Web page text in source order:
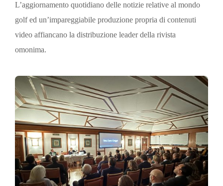
L’aggiornamento quotidiano delle notizie relative al mondo
golf ed un’impareggiabile produzione propria di contenuti
video affiancano la distribuzione leader della rivista
omonima.